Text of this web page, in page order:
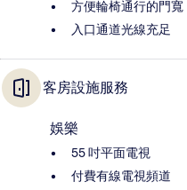
方便輪椅通行的門寬
入口通道光線充足
客房設施服務
娛樂
55 吋平面電視
付費有線電視頻道